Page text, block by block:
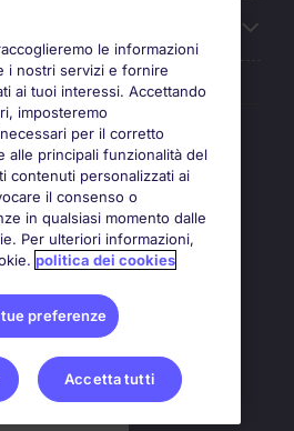
le informazioni
i nostri servizi e fornire
ai tuoi interessi. Accettando
imposteremo
per il corretto
alle principali funzionalità del
contenuti personalizzati ai
il consenso o
in qualsiasi momento dalle
Per ulteriori informazioni,
politica dei cookies
tue preferenze
Accetta tutti